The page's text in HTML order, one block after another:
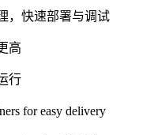
，快速部署与调试
高
行
for easy delivery